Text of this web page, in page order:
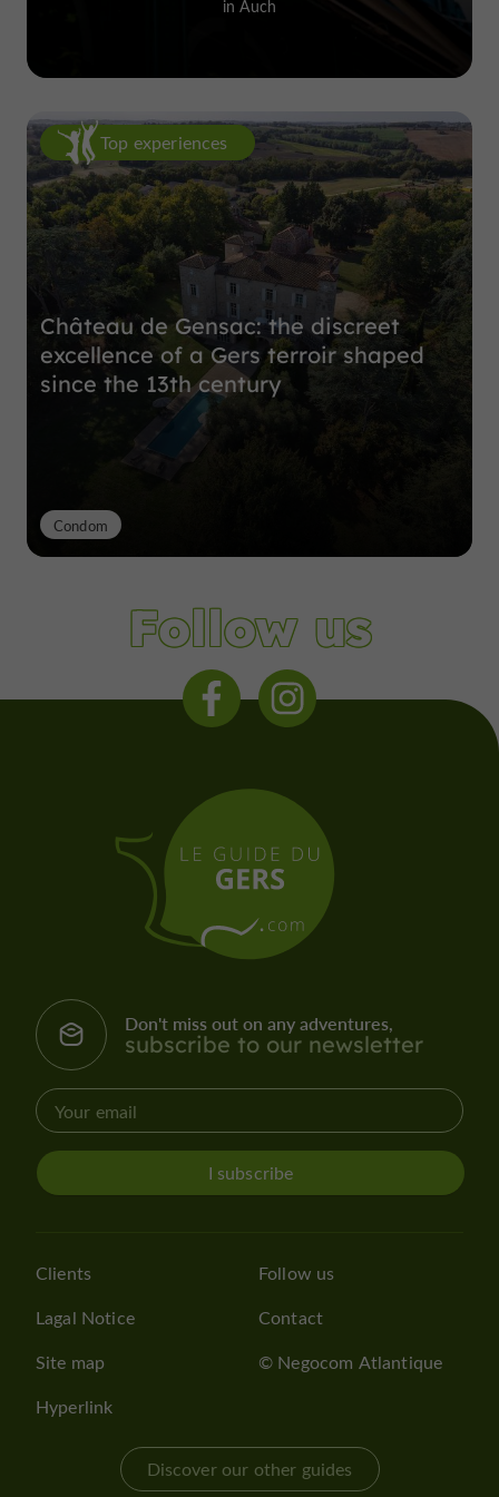
in Auch
Top experiences
Château de Gensac: the discreet
excellence of a Gers terroir shaped
since the 13th century
Condom
Follow us
Don't miss out on any adventures,
subscribe to our newsletter
I subscribe
Clients
Lagal Notice
Site map
Hyperlink
Follow us
Contact
© Negocom Atlantique
Discover our other guides